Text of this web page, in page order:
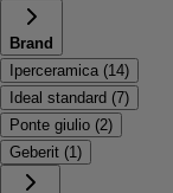
Brand
Iperceramica (14)
Ideal standard (7)
Ponte giulio (2)
Geberit (1 )